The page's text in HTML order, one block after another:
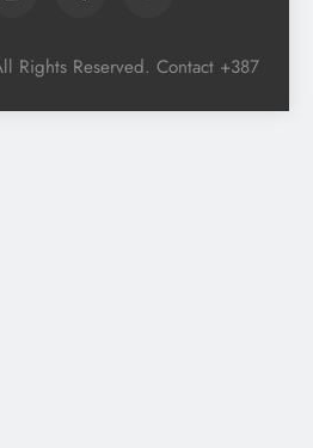
Rights Reserved. Contact +387